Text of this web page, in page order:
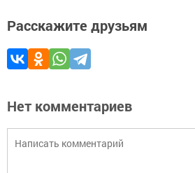
Расскажите друзьям
Нет комментариев